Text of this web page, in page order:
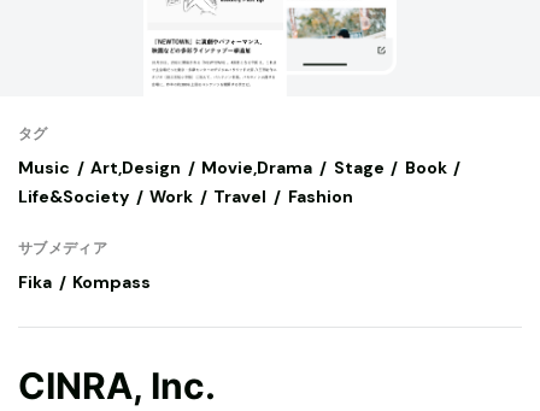
タグ
Music Art,Design Movie,Drama Stage
Book
Life&Society
Work Travel Fashion
サブメディア
Fika Kompass
CINRA, Inc.